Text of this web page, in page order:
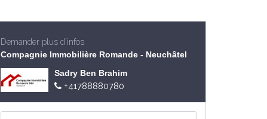
Demander plus d'infos
Compagnie Immobilière Romande - Neuchâtel
Sadry Ben Brahim
+41788880780